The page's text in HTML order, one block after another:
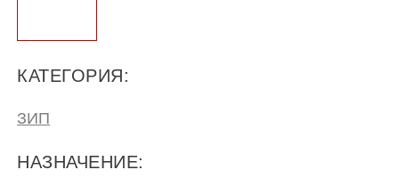
КАТЕГОРИЯ:
ЗИП
НАЗНАЧЕНИЕ: